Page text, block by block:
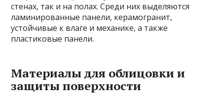
стенах, так и на полах. Среди них выделяются
ламинированные панели, керамогранит,
устойчивые к влаге и механике, а также
пластиковые панели.
Материалы для облицовки и
защиты поверхности